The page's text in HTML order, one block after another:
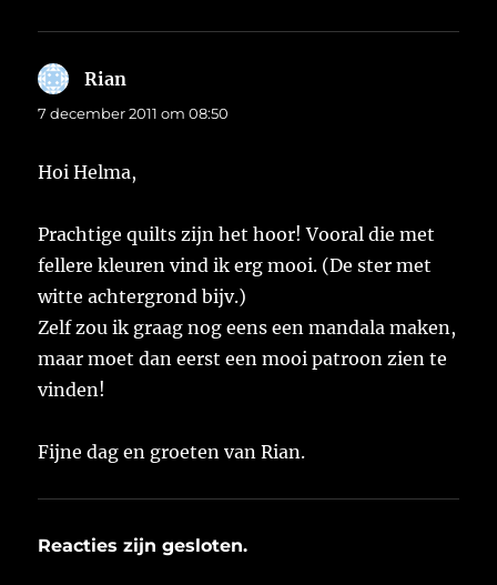
Rian
7 december 2011 om 08:50
Hoi Helma,
Prachtige quilts zijn het hoor! Vooral die met
fellere kleuren vind ik erg mooi. (De ster met
witte achtergrond bijv.)
Zelf zou ik graag nog eens een mandala maken,
maar moet dan eerst een mooi patroon zien te
vinden!
Fijne dag en groeten van Rian.
Reacties zijn gesloten.